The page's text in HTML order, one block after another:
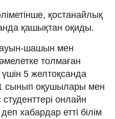
қостанайлық
қашықтан оқиды.
шашын мен
толмаған
5 желтоқсанда
сынып оқушылары мен
онлайн
хабардар етті білім